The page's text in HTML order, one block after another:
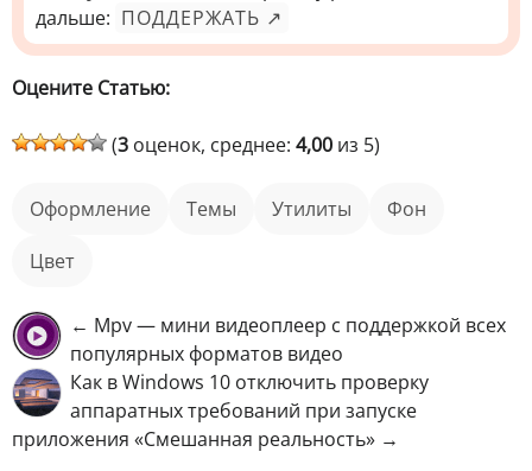
дальше: ПОДДЕРЖАТЬ ↗
Оцените Статью:
(3 оценок, среднее: 4,00 из 5)
оформление Темы Утилиты
фон
цвет
← Mpv — мини видеоплеер с поддержкой всех
популярных форматов видео
Как в Windows 10 отключить проверку
аппаратных требований при запуске
приложения «Смешанная реальность» →